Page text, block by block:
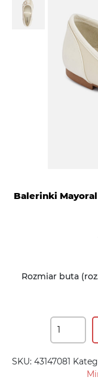
Balerinki
Rozmiar buta
SKU: 43147081